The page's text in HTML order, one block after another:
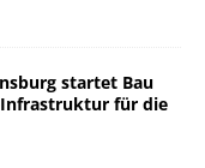
startet Bau
für die